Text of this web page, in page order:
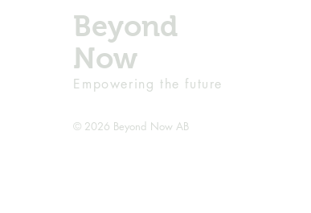
Beyond
Now
Empowering the future
© 2026 Beyond Now AB